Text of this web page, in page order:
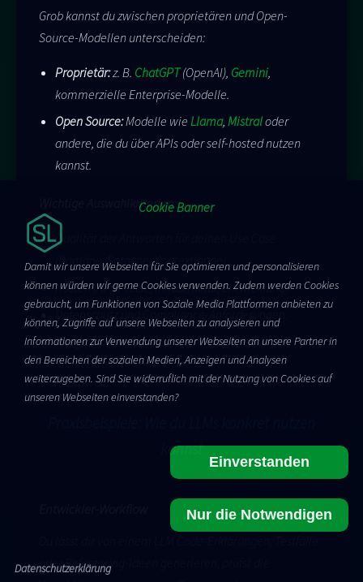
Cookie Banner
Damit wir unsere Webseiten für Sie optimieren und personalisieren
können würden wir gerne Cookies verwenden. Zudem werden Cookies
gebraucht, um Funktionen von Soziale Media Plattformen anbieten zu
können, Zugriffe auf unsere Webseiten zu analysieren und
Informationen zur Verwendung unserer Webseiten an unsere Partner in
den Bereichen der sozialen Medien, Anzeigen und Analysen
weiterzugeben. Sind Sie widerruflich mit der Nutzung von Cookies auf
unseren Webseiten einverstanden?
Einverstanden
Nur die Notwendigen
Datenschutzerklärung
Grob kannst du zwischen proprietären und Open-
Source-Modellen unterscheiden:
Proprietär:z. B. ChatGPT(OpenAI), Gemini,
kommerzielle Enterprise-Modelle.
Open Source:Modelle wie Llama, Mistraloder
andere, die du über APIs oder self-hosted nutzen
kannst.
Wichtige Auswahlkriterien:
Qualität der Antworten für deinen Use Case
(Domäne, Sprache, Kontextlänge).
Kosten (API-Preise, Infrastruktur, Entwicklung).
Datenschutz und Compliance-Anforderungen.
Integrationsaufwand in deine bestehende
Architektur.
kannst
oder Refactoring-Ideen generieren, prüfst die